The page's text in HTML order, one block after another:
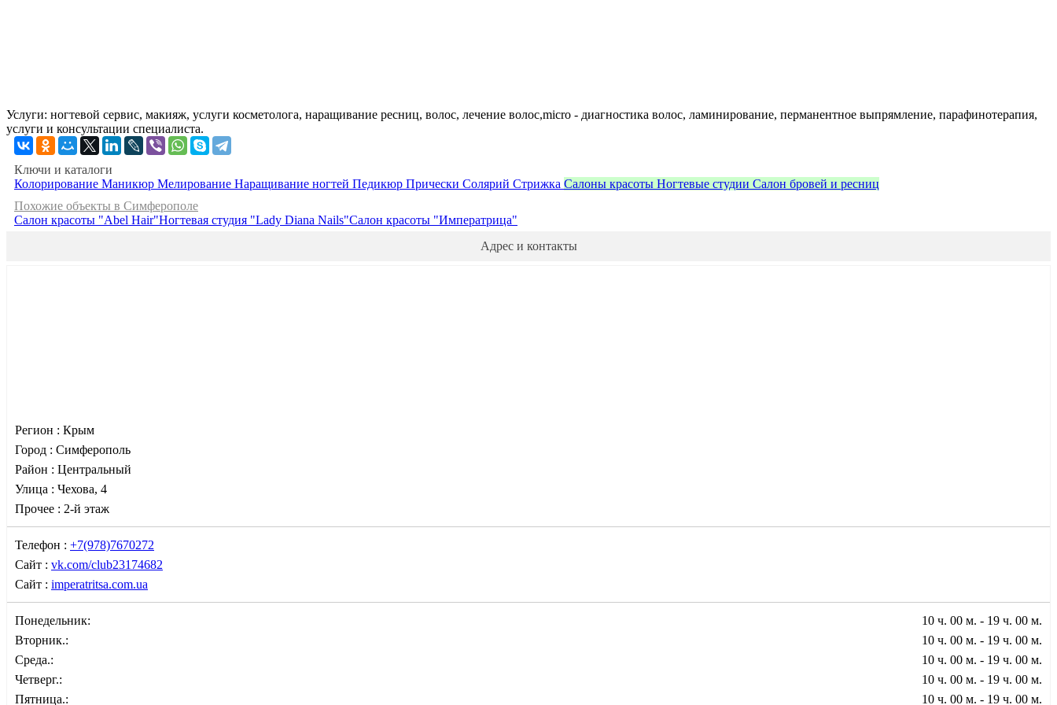
Услуги: ногтевой сервис, макияж, услуги косметолога, наращивание ресниц, волос, лечение волос,micro - диагностика волос, ламинирование, перманентное выпрямление, парафинотерапия,
услуги и консультации специалиста.
Ключи и каталоги
Колорирование Маникюр Мелирование Наращивание ногтей Педикюр Прически Солярий Стрижка Салоны красоты Ногтевые студии Салон бровей и ресниц
Похожие объекты в Симферополе
Салон красоты "Abel Hair"Ногтевая студия "Lady Diana Nails"Салон красоты "Императрица"
Адрес и контакты
Регион : Крым
Город : Симферополь
Район : Центральный
Улица : Чехова, 4
Прочее : 2-й этаж
Телефон : +7(978)7670272
Сайт : vk.com/club23174682
Сайт : imperatritsa.com.ua
Понедельник:
10 ч. 00 м. - 19 ч. 00 м.
Вторник.:
10 ч. 00 м. - 19 ч. 00 м.
Среда.:
10 ч. 00 м. - 19 ч. 00 м.
Четверг.:
10 ч. 00 м. - 19 ч. 00 м.
Пятница.:
10 ч. 00 м. - 19 ч. 00 м.